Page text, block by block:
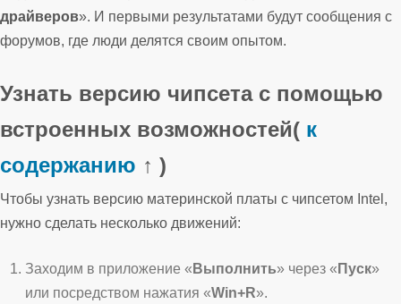
драйверов». И первыми результатами будут сообщения с
форумов, где люди делятся своим опытом.
Узнать версию чипсета с помощью
встроенных возможностей( к
содержанию ↑ )
Чтобы узнать версию материнской платы с чипсетом Intel,
нужно сделать несколько движений:
Заходим в приложение « Выполнить» через « Пуск»
или посредством нажатия «Win+R».